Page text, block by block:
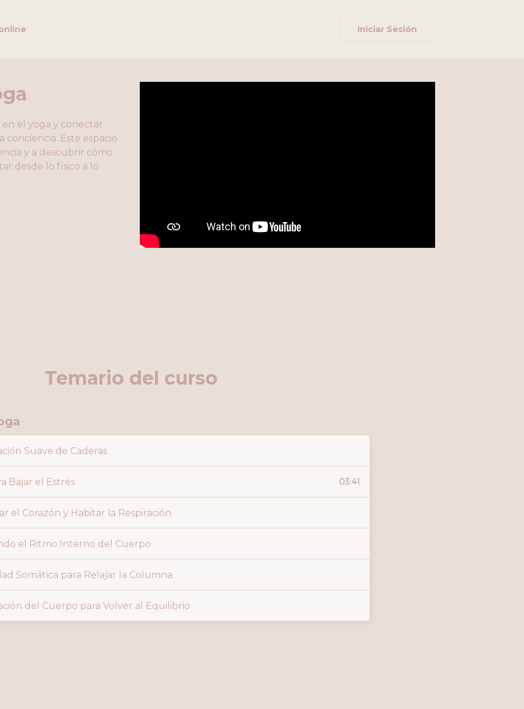
Iniciar Sesión
el yoga y conectar
conciencia. Este espacio
y a descubrir cómo
desde lo físico a lo
Temario del curso
Suave de Caderas
Bajar el Estrés 03:41
el Corazón y Habitar la Respiración
el Ritmo Interno del Cuerpo
Somática para Relajar la Columna
del Cuerpo para Volver al Equilibrio